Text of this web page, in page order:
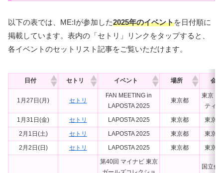
以下の表では、ME:Iが参加した2025年のイベントを日付順に
掲載しています。表内の「セトリ」リンクをタップすると、
各イベントのセットリスト記事をご覧いただけます。
日付 セトリ イベント 場所 会場
1月27日(月) セトリ
FAN MEETING in
LAPOSTA 2025
東京都
東京ド
ティ
1月31日(金)
セトリ LAPOSTA 2025 東京都
東京
2月1日(土)
セトリ LAPOSTA 2025 東京都
東京
2月2日(日)
セトリ LAPOSTA 2025 東京都
東京
第40回 マイナビ 東京
国立代